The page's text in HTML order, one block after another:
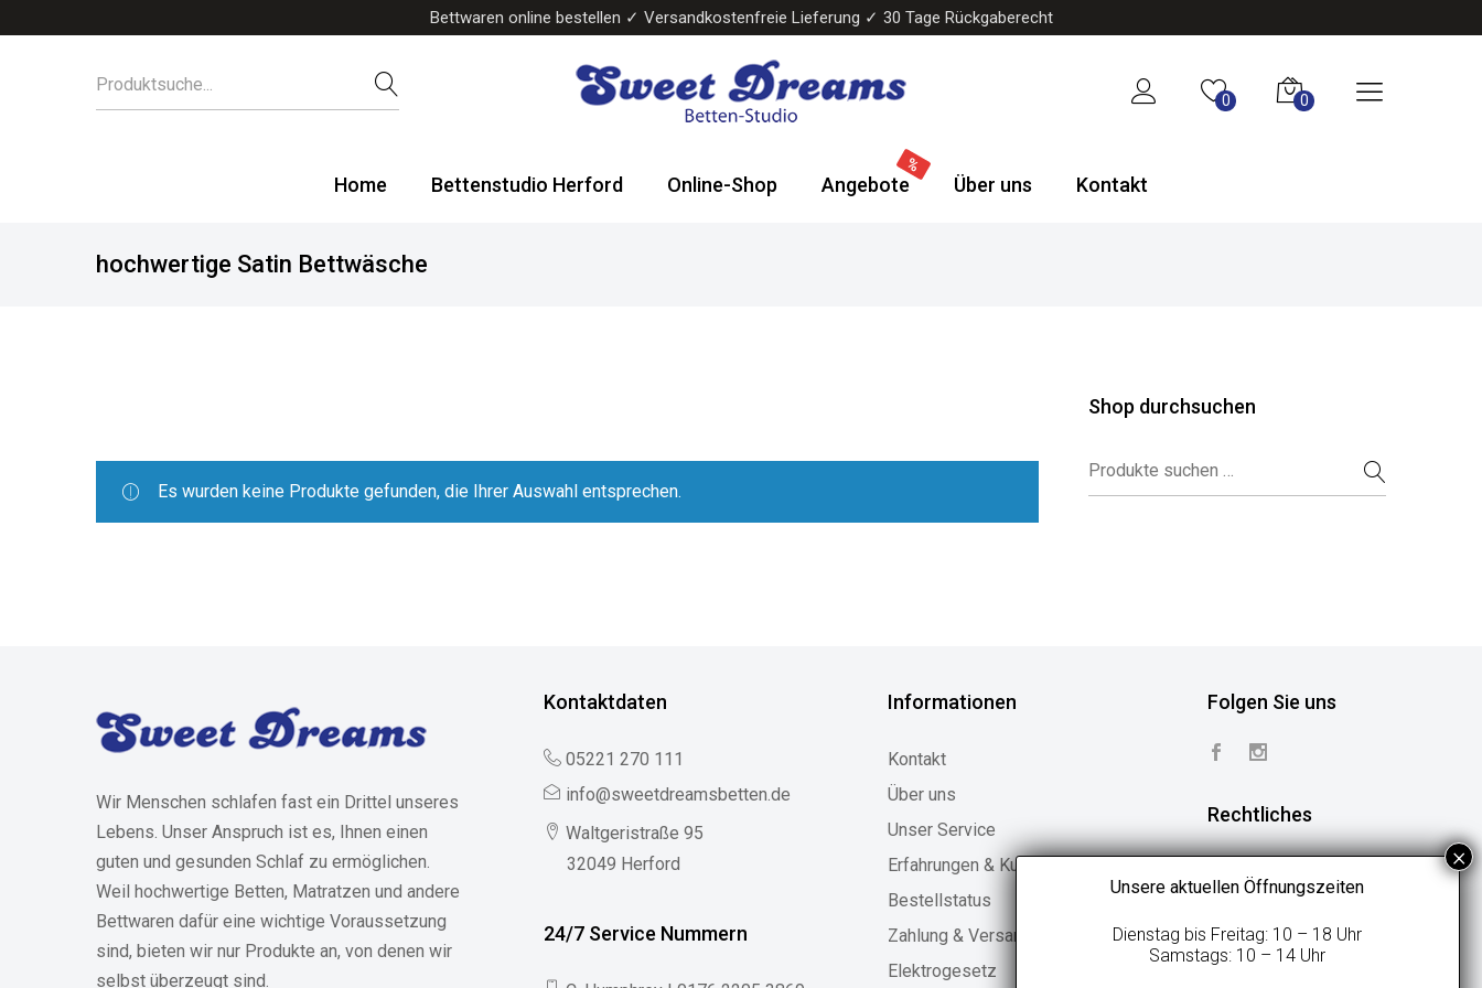
Bettwaren online bestellen ✓ Versandkostenfreie Lieferung ✓ 30 Tage Rückgaberecht
Bettenstudio
Boxspringbetten
0 0
Home Bettenstudio Herford Online-Shop Angebote Über uns Kontakt
hochwertige Satin Bettwäsche
Es wurden keine Produkte gefunden, die Ihrer Auswahl entsprechen.
Shop durchsuchen
Suchen nach:
Wir Menschen schlafen fast ein Drittel unseres
Lebens. Unser Anspruch ist es, Ihnen einen
guten und gesunden Schlaf zu ermöglichen.
Weil hochwertige Betten, Matratzen und andere
Bettwaren dafür eine wichtige Voraussetzung
sind, bieten wir nur Produkte an, von denen wir
selbst überzeugt sind.
Kontaktdaten
05221 270 111
info@sweetdreamsbetten.de
Waltgeristraße 95
32049 Herford
24/7 Service Nummern
Informationen
Kontakt
Über uns
Unser Service
Erfahrungen & Kundenstimmen
Bestellstatus
Zahlung & Versand
Elektrogesetz
Folgen Sie uns
Rechtliches
Vertrag widerrufen
Geschäftsbedingungen
Unsere aktuellen Öffnungszeiten
Dienstag bis Freitag: 10 – 18 Uhr
Samstags: 10 – 14 Uhr